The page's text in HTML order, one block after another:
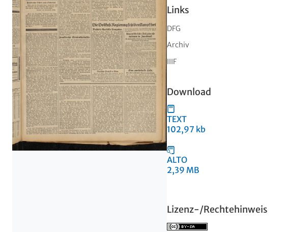
Links
DFG
Archiv
IIIF
Download
TEXT
102,97 kb
ALTO
2,39 MB
Lizenz-/Rechtehinweis